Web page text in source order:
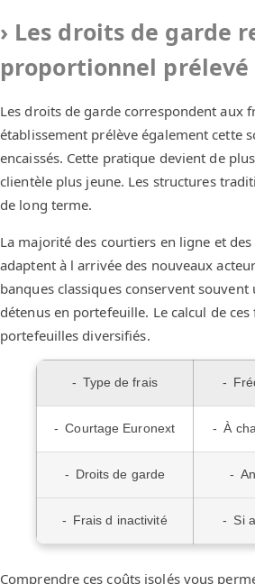
Les droits de garde
proportionnel
Les droits de garde correspondent aux
établissement prélève également cette
encaissés. Cette pratique devient de
clientèle plus jeune. Les structures
de long terme.
La majorité des courtiers en ligne et
adaptent à l arrivée des nouveaux
banques classiques conservent
détenus en portefeuille. Le calcul de
portefeuilles diversifiés.
Type de frais
Courtage Euronext À
Droits de garde
Frais d inactivité Si
Comprendre ces coûts isolés vous